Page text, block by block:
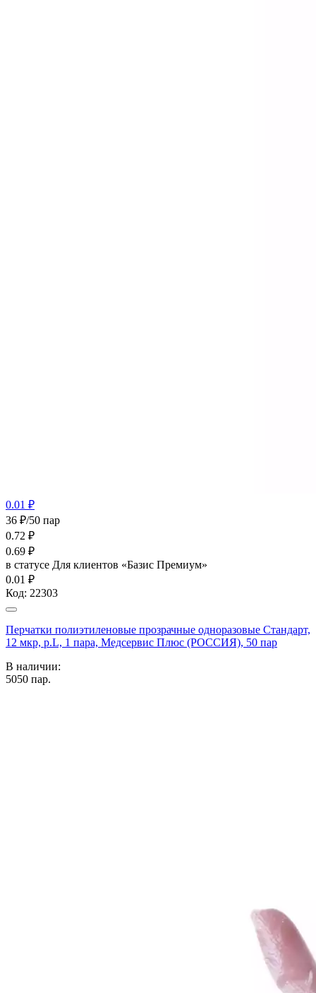
0.01 ₽
36 ₽/50 пар
0.72 ₽
0.69 ₽
в статусе Для клиентов «Базис Премиум»
0.01 ₽
Код: 22303
Перчатки полиэтиленовые прозрачные одноразовые Стандарт,
12 мкр, р.L, 1 пара, Медсервис Плюс (РОССИЯ), 50 пар
В наличии:
5050 пар.